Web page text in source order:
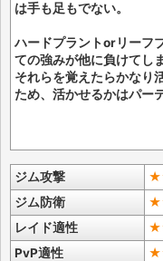
は手も足もでない。
ハードプラントorリーフ
ての強みが他に負けてし
それらを覚えたらかなり
ため、活かせるかはパー
ジム攻撃
ジム防衛
レイド適性
PvP適性